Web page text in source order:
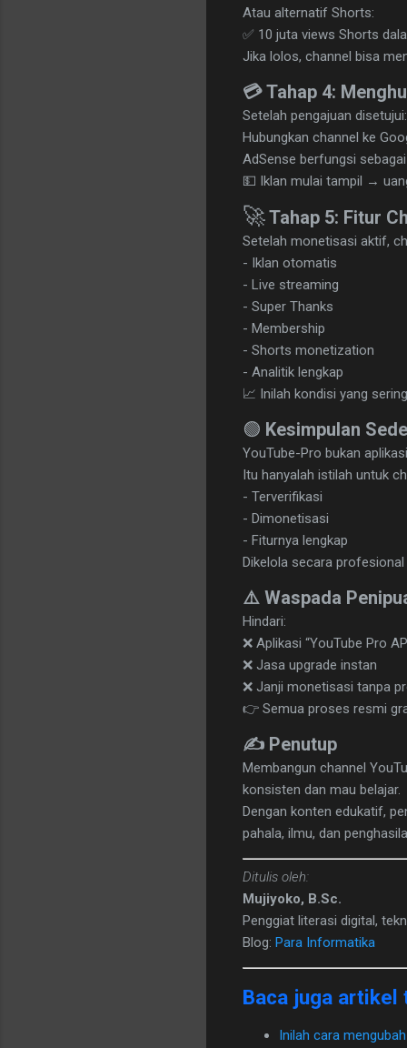
Atau alternatif Shorts:
✅ 10 juta views Shorts
Jika lolos, channel bisa
💳 Tahap 4:
Setelah pengajuan disetujui:
Hubungkan channel ke
AdSense berfungsi
💵 Iklan mulai tampil →
🚀Tahap 5: Fitur
Setelah monetisasi aktif,
- Iklan otomatis
- Live streaming
- Super Thanks
- Membership
- Shorts monetization
- Analitik lengkap
📈 Inilah kondisi yang
🟢 Kesimpulan
YouTube-Pro bukan
Itu hanyalah istilah untuk
- Terverifikasi
- Dimonetisasi
- Fiturnya lengkap
Dikelola secara profesional
⚠️ Waspada
Hindari:
❌ Aplikasi “YouTube Pro
❌ Jasa upgrade instan
❌ Janji monetisasi tanpa
👉 Semua proses resmi
✍️ Penutup
Membangun channel
konsisten dan mau belajar.
Dengan konten edukatif,
pahala, ilmu, dan
Ditulis oleh:
Mujiyoko, B.Sc.
Penggiat literasi digital,
Blog: Para Informatika
Baca juga artikel
Inilah cara